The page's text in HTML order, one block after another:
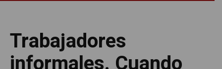
Trabajadores